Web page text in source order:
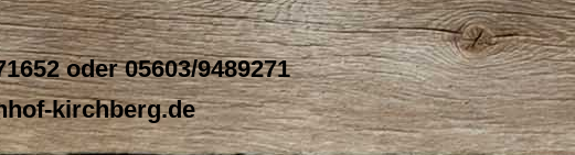
oder 05603/9489271
kirchberg.de